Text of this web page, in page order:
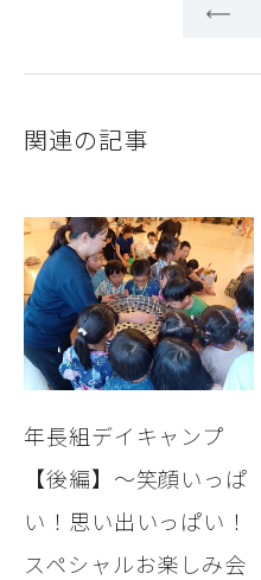
関連の記事
年長組デイキャンプ
【後編】～笑顔いっぱ
い！思い出いっぱい！
スペシャルお楽しみ会